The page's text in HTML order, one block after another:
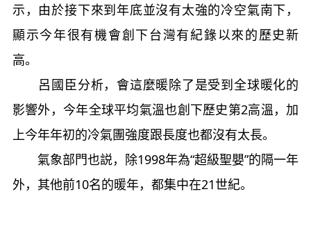
示，由於接下來到年底並沒有太強的冷空氣南下，
顯示今年很有機會創下台灣有紀錄以來的歷史新
高。
呂國臣分析，會這麼暖除了是受到全球暖化的
影響外，今年全球平均氣溫也創下歷史第2高溫，加
上今年年初的冷氣團強度跟長度也都沒有太長。
氣象部門也説，除1998年為“超級聖嬰”的隔一年
外，其他前10名的暖年，都集中在21世紀。